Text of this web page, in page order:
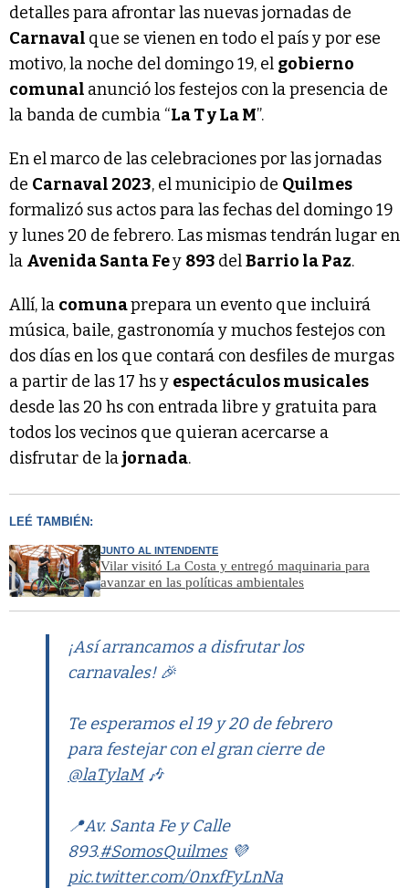
detalles para afrontar las nuevas jornadas de
Carnaval que se vienen en todo el país y por ese
motivo, la noche del domingo 19, el gobierno
comunal anunció los festejos con la presencia de
la banda de cumbia “La T y La M”.
En el marco de las celebraciones por las jornadas
de Carnaval 2023, el municipio de Quilmes
formalizó sus actos para las fechas del domingo 19
y lunes 20 de febrero. Las mismas tendrán lugar en
la Avenida Santa Fey 893 delBarrio la Paz.
Allí, la comunaprepara un evento que incluirá
música, baile, gastronomía y muchos festejos con
dos días en los que contará con desfiles de murgas
a partir de las 17 hs y espectáculos musicales
desde las 20 hs con entrada libre y gratuita para
todos los vecinos que quieran acercarse a
disfrutar de lajornada.
LEÉ TAMBIÉN:
JUNTO AL INTENDENTE
Vilar visitó La Costa y entregó maquinaria para
avanzar en las políticas ambientales
¡Así arrancamos a disfrutar los
carnavales! 🎉
Te esperamos el 19 y 20 de febrero
para festejar con el gran cierre de
@laTylaM🎶
📍Av. Santa Fe y Calle
893.#SomosQuilmes💜
pic.twitter.com/0nxfFyLnNa